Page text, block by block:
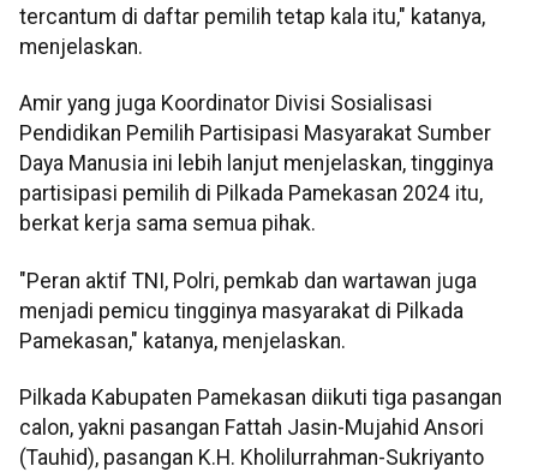
tercantum di daftar pemilih tetap kala itu," katanya,
menjelaskan.
Amir yang juga Koordinator Divisi Sosialisasi
Pendidikan Pemilih Partisipasi Masyarakat Sumber
Daya Manusia ini lebih lanjut menjelaskan, tingginya
partisipasi pemilih di Pilkada Pamekasan 2024 itu,
berkat kerja sama semua pihak.
"Peran aktif TNI, Polri, pemkab dan wartawan juga
menjadi pemicu tingginya masyarakat di Pilkada
Pamekasan," katanya, menjelaskan.
Pilkada Kabupaten Pamekasan diikuti tiga pasangan
calon, yakni pasangan Fattah Jasin-Mujahid Ansori
(Tauhid), pasangan K.H. Kholilurrahman-Sukriyanto